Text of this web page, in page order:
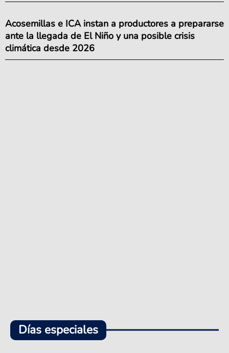
Acosemillas e ICA instan a productores a prepararse
ante la llegada de El Niño y una posible crisis
climática desde 2026
Días especiales